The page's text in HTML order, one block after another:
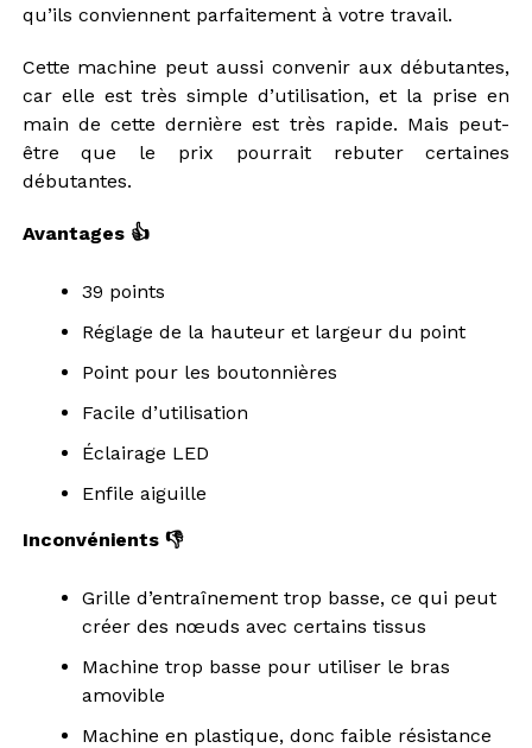
qu’ils conviennent parfaitement à votre travail.
Cette machine peut aussi convenir aux débutantes,
car elle est très simple d’utilisation, et la prise en
main de cette dernière est très rapide. Mais peut-
être que le prix pourrait rebuter certaines
débutantes.
Avantages 👍
39 points
Réglage de la hauteur et largeur du point
Point pour les boutonnières
Facile d’utilisation
Éclairage LED
Enfile aiguille
Inconvénients 👎
Grille d’entraînement trop basse, ce qui peut
créer des nœuds avec certains tissus
Machine trop basse pour utiliser le bras
amovible
Machine en plastique, donc faible résistance